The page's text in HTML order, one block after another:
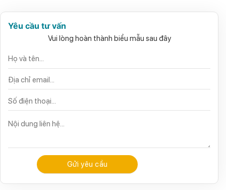
Yêu cầu tư vấn
Vui lòng hoàn thành biểu mẫu sau đây